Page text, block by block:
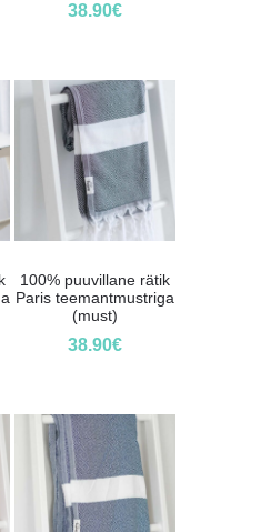
38.90€
100% puuvillane rätik
Paris teemantmustriga
(must)
38.90€